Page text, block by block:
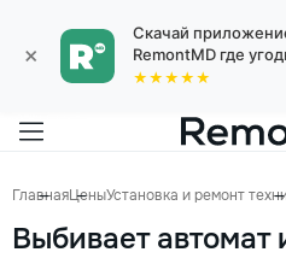
×
Скачай
RemontMD где
★★★★★
ГлавнаяЦеныУстановка и ремонт
Выбивает автомат